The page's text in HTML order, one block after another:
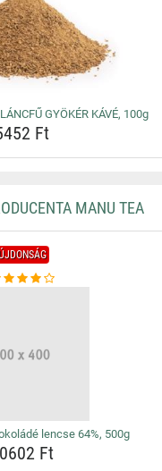
GYÖKÉR KÁVÉ, 100g
Ft
MANU TEA
lencse 64%, 500g
Ft